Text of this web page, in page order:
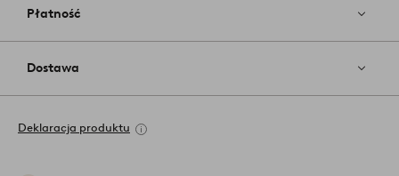
Płatność
Dostawa
Deklaracja produktu